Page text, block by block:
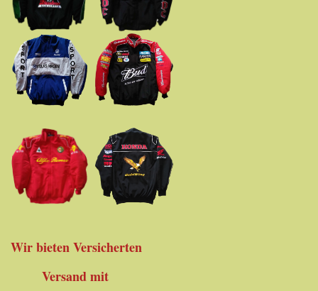
Wir bieten Versicherten
Versand mit